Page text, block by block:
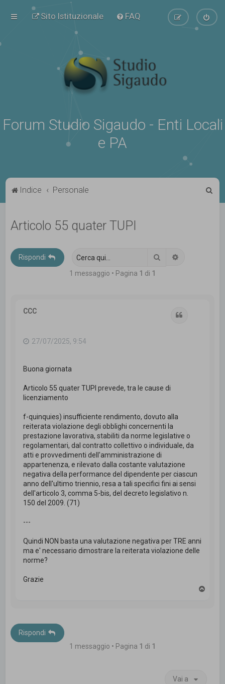
Sito Istituzionale FAQ
Forum Studio Sigaudo - Enti Locali
e PA
Indice Personale
Articolo 55 quater TUPI
Rispondi Cerca
1 messaggio • Pagina 1 di 1
CCC
27/07/2025, 9:54
Buona giornata
Articolo 55 quater TUPI prevede, tra le cause di
licenziamento
f-quinquies) insufficiente rendimento, dovuto alla
reiterata violazione degli obblighi concernenti la
prestazione lavorativa, stabiliti da norme legislative o
regolamentari, dal contratto collettivo o individuale, da
atti e provvedimenti dell'amministrazione di
appartenenza, e rilevato dalla costante valutazione
negativa della performance del dipendente per ciascun
anno dell'ultimo triennio, resa a tali specifici fini ai sensi
dell'articolo 3, comma 5-bis, del decreto legislativo n.
150 del 2009. (71)
---
Quindi NON basta una valutazione negativa per TRE anni
ma e' necessario dimostrare la reiterata violazione delle
norme?
Grazie
Rispondi
1 messaggio • Pagina 1 di 1
Vai a